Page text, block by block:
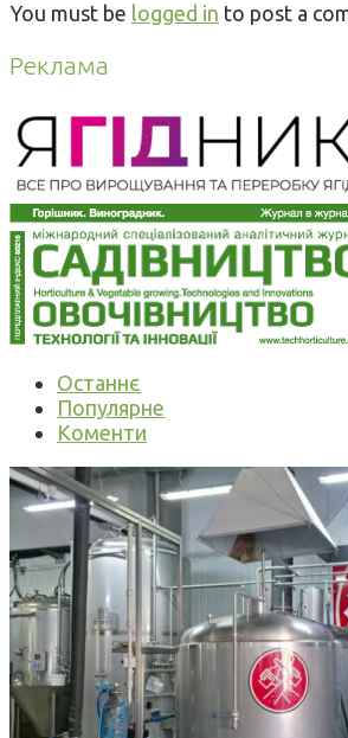
You must be logged in to post a
Реклама
Останнє
Популярне
Коменти